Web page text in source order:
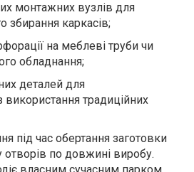
монтажних вузлів для
збирання каркасів;
на меблеві труби чи
обладнання;
деталей для
традиційних
під час обертання заготовки
по довжині виробу.